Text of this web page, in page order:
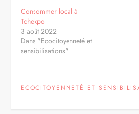
Consommer local à
Tchekpo
3 août 2022
Dans "Ecocitoyenneté et
sensibilisations"
ECOCITOYENNETÉ ET